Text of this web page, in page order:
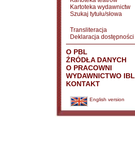
Kartoteka wydawnictw
Szukaj tytułu/słowa
Transliteracja
Deklaracja dostępności
O PBL
ŹRÓDŁA DANYCH
O PRACOWNI
WYDAWNICTWO IBL
KONTAKT
English version